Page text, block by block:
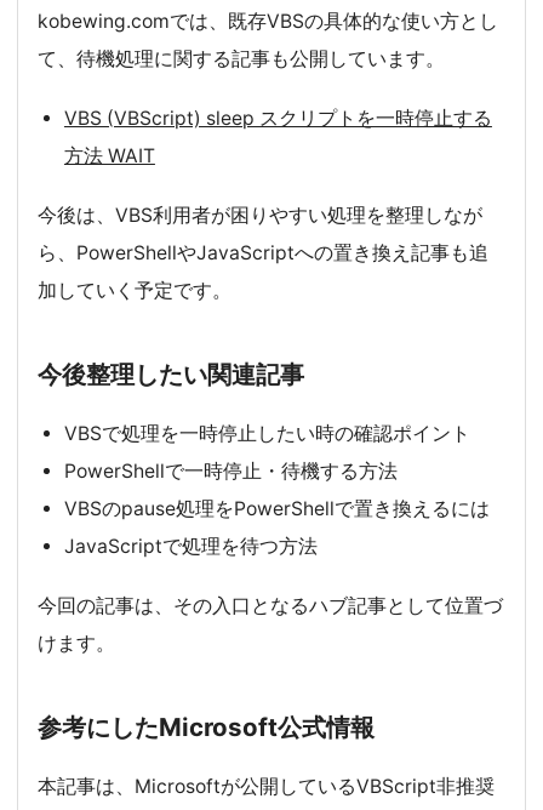
kobewing.comでは、既存VBSの具体的な使い方とし
て、待機処理に関する記事も公開しています。
VBS (VBScript) sleep スクリプトを一時停止する
方法 WAIT
今後は、VBS利用者が困りやすい処理を整理しなが
ら、PowerShellやJavaScriptへの置き換え記事も追
加していく予定です。
今後整理したい関連記事
VBSで処理を一時停止したい時の確認ポイント
PowerShellで一時停止・待機する方法
VBSのpause処理をPowerShellで置き換えるには
JavaScriptで処理を待つ方法
今回の記事は、その入口となるハブ記事として位置づ
けます。
参考にしたMicrosoft公式情報
本記事は、Microsoftが公開しているVBScript非推奨